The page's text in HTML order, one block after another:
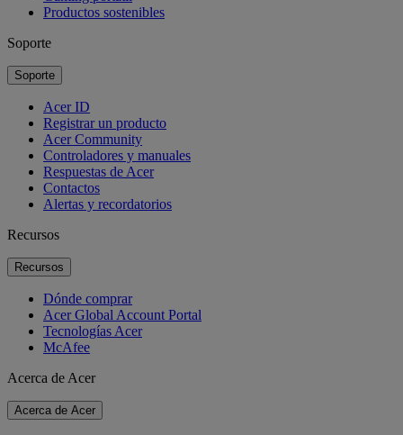
Productos sostenibles
Soporte
Soporte
Acer ID
Registrar un producto
Acer Community
Controladores y manuales
Respuestas de Acer
Contactos
Alertas y recordatorios
Recursos
Recursos
Dónde comprar
Acer Global Account Portal
Tecnologías Acer
McAfee
Acerca de Acer
Acerca de Acer